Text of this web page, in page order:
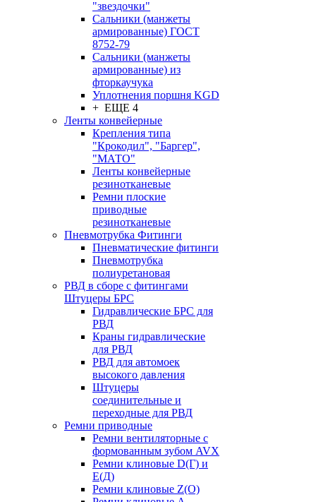
"звездочки"
Сальники (манжеты
армированные) ГОСТ
8752-79
Сальники (манжеты
армированные) из
фторкаучука
Уплотнения поршня KGD
+ ЕЩЕ 4
Ленты конвейерные
Крепления типа
"Крокодил", "Баргер",
"МАТО"
Ленты конвейерные
резинотканевые
Ремни плоские
приводные
резинотканевые
Пневмотрубка Фитинги
Пневматические фитинги
Пневмотрубка
полиуретановая
РВД в сборе с фитингами
Штуцеры БРС
Гидравлические БРС для
РВД
Краны гидравлические
для РВД
РВД для автомоек
высокого давления
Штуцеры
соединительные и
переходные для РВД
Ремни приводные
Ремни вентиляторные с
формованным зубом AVX
Ремни клиновые D(Г) и
Е(Д)
Ремни клиновые Z(О)